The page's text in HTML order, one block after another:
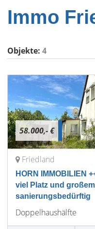
Immo
Objekte: 4
58.000,- €
Friedland
HORN IMMOBILIEN
viel Platz und
sanierungsbedürftig
Doppelhaushälfte